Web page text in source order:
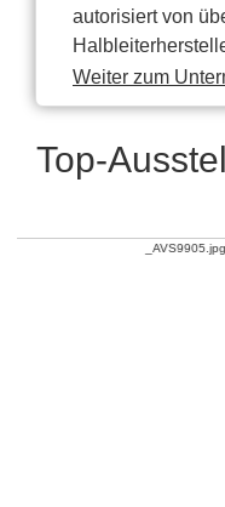
autorisiert von
Weiter zum
Top-